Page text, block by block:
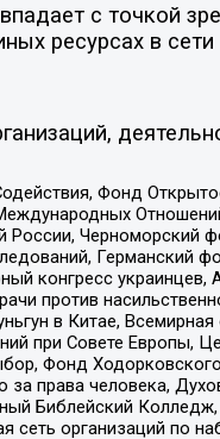
с точкой
ресурсах в
Фонд
Отношений,
Черноморский
Германский
украинцев,
против
в Китае,
при Совете Европы,
Фонд
человека,
Библейский
сеть организаций по